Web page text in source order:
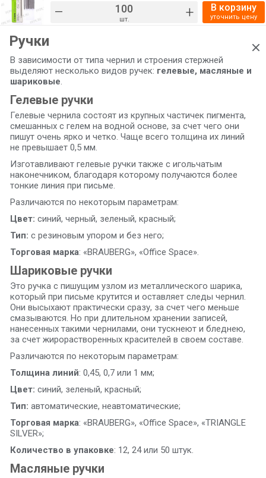
– шт. + В корзину
уточнить цену
Ручки
В зависимости от типа чернил и строения стержней
выделяют несколько видов ручек: гелевые, масляные и
шариковые.
Гелевые ручки
Гелевые чернила состоят из крупных частичек пигмента,
смешанных с гелем на водной основе, за счет чего они
пишут очень ярко и четко. Чаще всего толщина их линий
не превышает 0,5 мм.
Изготавливают гелевые ручки также с игольчатым
наконечником, благодаря которому получаются более
тонкие линия при письме.
Различаются по некоторым параметрам:
Цвет: синий, черный, зеленый, красный;
Тип: с резиновым упором и без него;
Торговая марка: «BRAUBERG», «Office Space».
Шариковые ручки
Это ручка с пишущим узлом из металлического шарика,
который при письме крутится и оставляет следы чернил.
Они высыхают практически сразу, за счет чего меньше
смазываются. Но при длительном хранении записей,
нанесенных такими чернилами, они тускнеют и бледнею,
за счет жирорастворенных красителей в своем составе.
Различаются по некоторым параметрам:
Толщина линий: 0,45, 0,7 или 1 мм;
Цвет: синий, зеленый, красный;
Тип: автоматические, неавтоматические;
Торговая марка: «BRAUBERG», «Office Space», «TRIANGLE
SILVER»;
Количество в упаковке: 12, 24 или 50 штук.
Масляные ручки